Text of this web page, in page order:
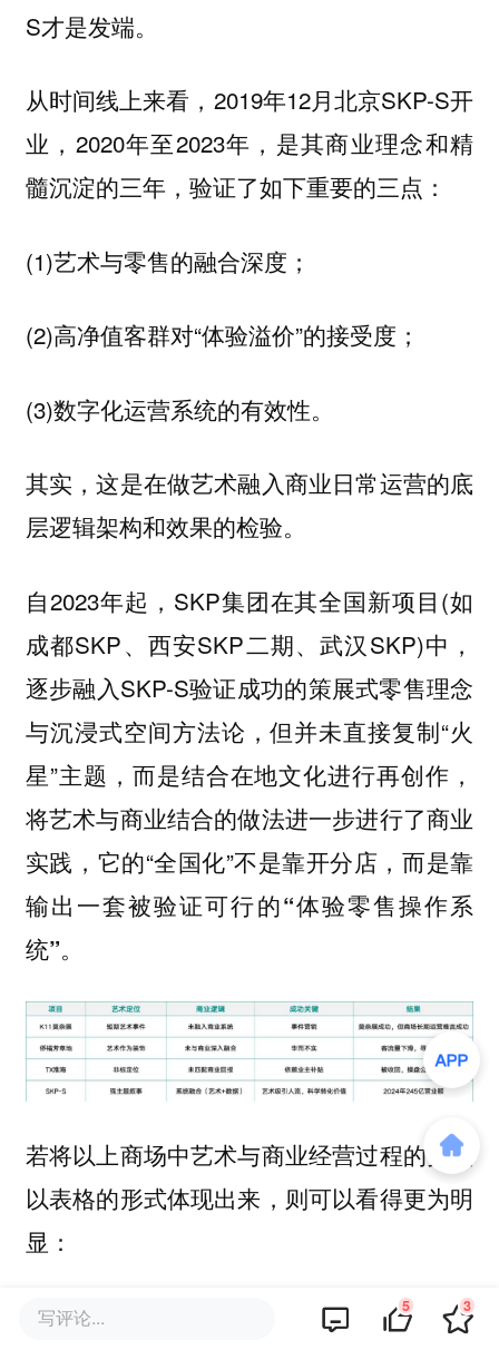
S才是发端。
从时间线上来看，2019年12月北京SKP-S开
业，2020年至2023年，是其商业理念和精
髓沉淀的三年，验证了如下重要的三点：
(1)艺术与零售的融合深度；
(2)高净值客群对“体验溢价”的接受度；
(3)数字化运营系统的有效性。
其实，这是在做艺术融入商业日常运营的底
层逻辑架构和效果的检验。
自2023年起，SKP集团在其全国新项目(如
成都SKP、西安SKP二期、武汉SKP)中，
逐步融入SKP-S验证成功的策展式零售理念
与沉浸式空间方法论，但并未直接复制“火
星”主题，而是结合在地文化进行再创作，
将艺术与商业结合的做法进一步进行了商业
实践，它的“全国化”不是靠开分店，而是靠
输出一套被验证可行的“体验零售操作系
统”。
若将以上商场中艺术与商业经营过程的实践
以表格的形式体现出来，则可以看得更为明
显：
没有商业逻辑的艺术，终将沦为情怀的墓
写评论... 5 3